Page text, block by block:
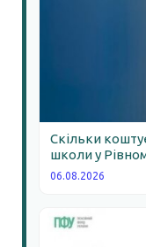
Скільки
школи у
06.08.2026